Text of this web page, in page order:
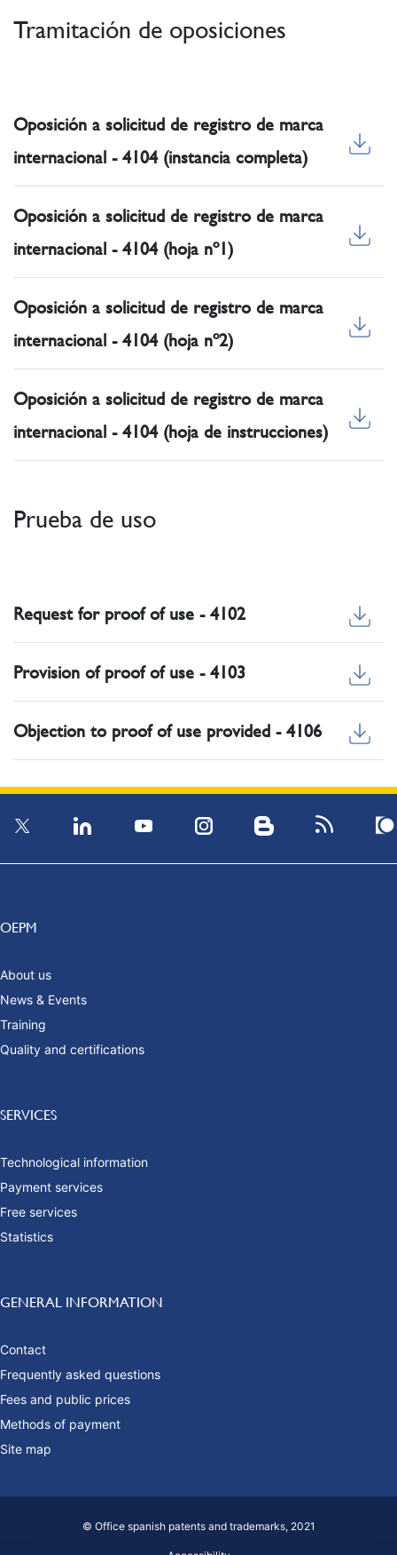
Tramitación de oposiciones
Oposición a solicitud de registro de marca
internacional - 4104 (instancia completa)
Oposición a solicitud de registro de marca
internacional - 4104 (hoja nº1)
Oposición a solicitud de registro de marca
internacional - 4104 (hoja nº2)
Oposición a solicitud de registro de marca
internacional - 4104 (hoja de instrucciones)
Prueba de uso
Request for proof of use - 4102
Provision of proof of use - 4103
Objection to proof of use provided - 4106
OEPM
About us
News & Events
Training
Quality and certifications
SERVICES
Technological information
Payment services
Free services
Statistics
GENERAL INFORMATION
Contact
Frequently asked questions
Fees and public prices
Methods of payment
Site map
© Office spanish patents and trademarks, 2021